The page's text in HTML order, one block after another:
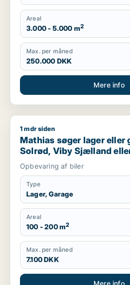
Areal
3.000 - 5.000 m2
Max. per måned
250.000 DKK
Mere info
Mathias søger lager eller
1 mdr siden
Mathias søger lager eller
Solrød, Viby Sjælland
Opbevaring af biler
Type
Lager, Garage
Areal
100 - 200 m2
Max. per måned
7.100 DKK
Mere info